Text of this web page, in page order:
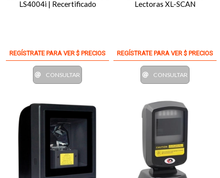
LS4004i | Recertificado
REGÍSTRATE PARA VER $ PRECIOS
CONSULTAR
Lectoras XL-SCAN
REGÍSTRATE PARA VER $ PRECIOS
CONSULTAR